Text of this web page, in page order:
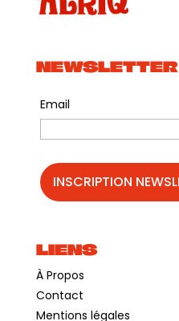
NEWSLETTER
Email
LIENS
À Propos
Contact
Mentions légales